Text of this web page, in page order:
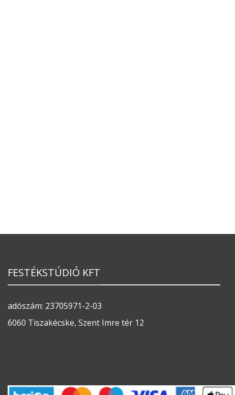
FESTÉKSTÚDIÓ KFT
adószám: 23705971-2-03
6060 Tiszakécske, Szent Imre tér 12